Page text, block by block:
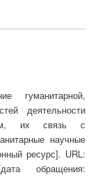
гуманитарной,
деятельности
их связь с
научные
ресурс]. URL:
обращения: